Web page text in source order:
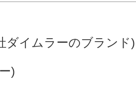
ダイムラーのブランド)
)